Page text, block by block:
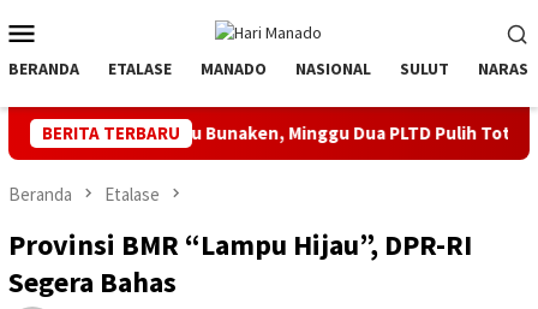
ke
kontenMobile
BERANDA ETALASE MANADO NASIONAL SULUT NARASI
BERITA TERBARU
Minggu Dua PLTD Pulih Total Semarakkan HUT
Beranda Etalase
Provinsi BMR “Lampu Hijau”, DPR-RI
Segera Bahas